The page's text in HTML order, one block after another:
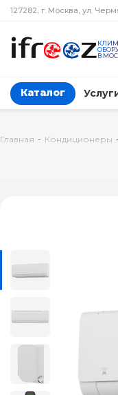
127282, г. Москва, ул.
В
Каталог
Главная - Кондиционеры -